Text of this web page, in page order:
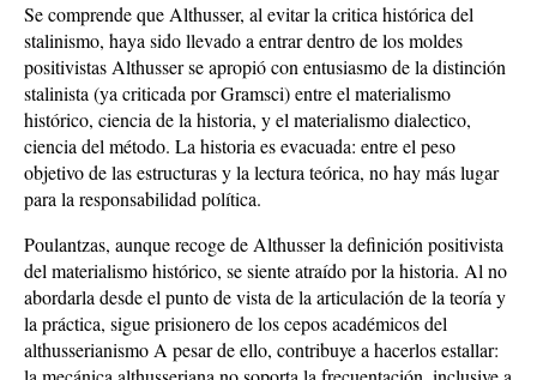
Se comprende que Althusser, al evitar la critica histórica del
stalinismo, haya sido llevado a entrar dentro de los moldes
positivistas Althusser se apropió con entusiasmo de la distinción
stalinista (ya criticada por Gramsci) entre el materialismo
histórico, ciencia de la historia, y el materialismo dialectico,
ciencia del método. La historia es evacuada: entre el peso
objetivo de las estructuras y la lectura teórica, no hay más lugar
para la responsabilidad política.
Poulantzas, aunque recoge de Althusser la definición positivista
del materialismo histórico, se siente atraído por la historia. Al no
abordarla desde el punto de vista de la articulación de la teoría y
la práctica, sigue prisionero de los cepos académicos del
althusserianismo A pesar de ello, contribuye a hacerlos estallar: